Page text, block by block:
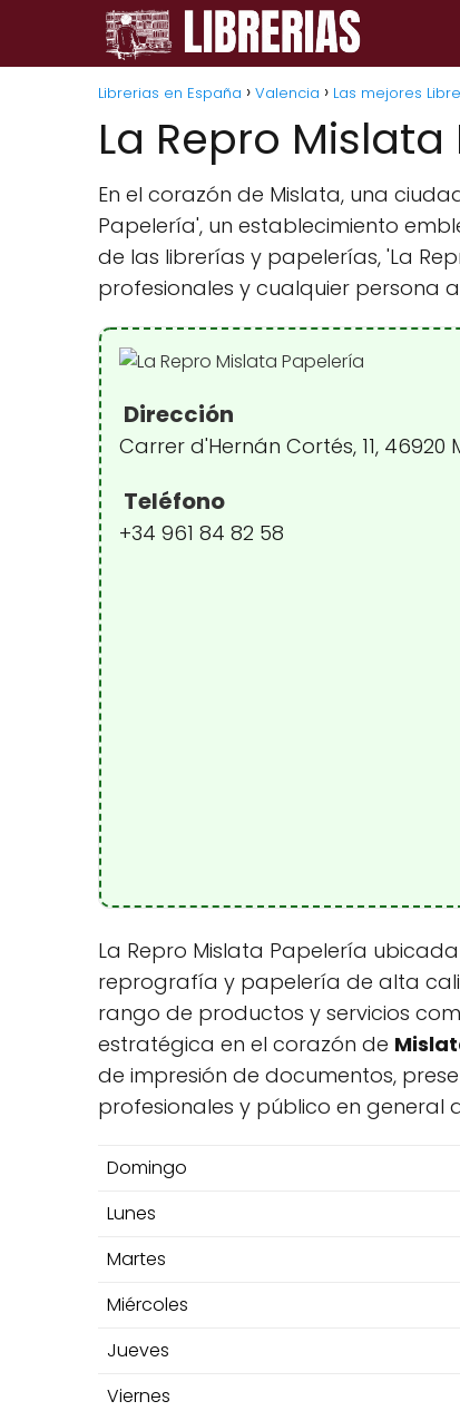
Librerias en España Valencia Las mejores
La Repro
En el corazón de Mislata, una
Papelería', un establecimiento
de las librerías y papelerías, 'La
profesionales y cualquier persona
Dirección
Carrer d'Hernán Cortés, 11, 46920
Teléfono
+34 961 84 82 58
La Repro Mislata Papelería
reprografía y papelería de alta
rango de productos y servicios
estratégica en el corazón de
de impresión de documentos,
profesionales y público en general
Domingo
Lunes
Martes
Miércoles
Jueves
Viernes